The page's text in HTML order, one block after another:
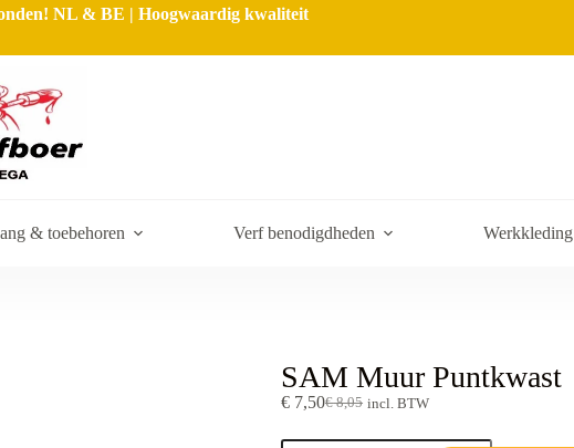
NL & BE | Hoogwaardig kwaliteit
& toebehoren Verf benodigdheden Werkkleding
SAM Muur Puntkwast
€8,05
€ 7,50 incl. BTW